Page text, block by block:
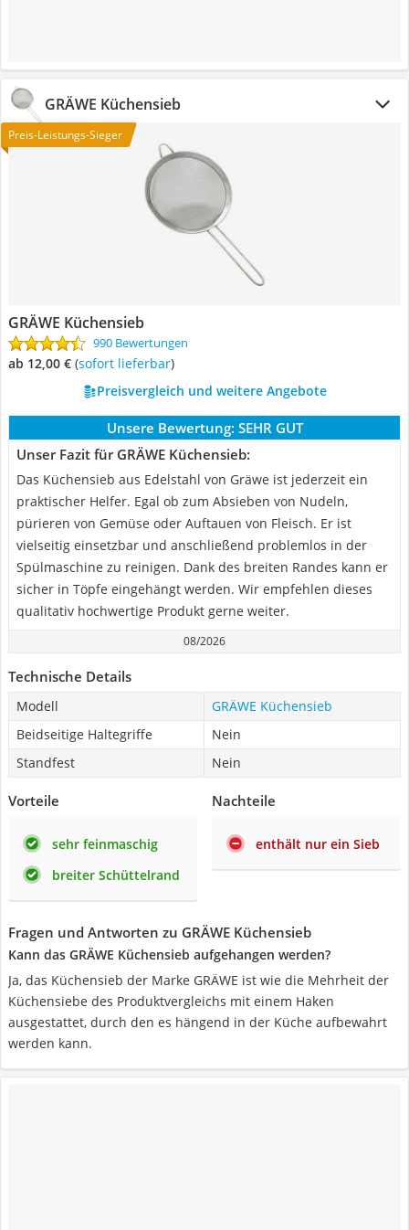
GRÄWE Küchensieb
Preis-Leistungs-Sieger
GRÄWE Küchensieb
990 Bewertungen
ab 12,00 € ( Sofort lieferbar)
Preisvergleich und weitere Angebote
Unsere Bewertung: SEHR GUT
Unser Fazit für GRÄWE Küchensieb:
Das Küchensieb aus Edelstahl von Gräwe ist jederzeit ein
praktischer Helfer. Egal ob zum Absieben von Nudeln,
pürieren von Gemüse oder Auftauen von Fleisch. Er ist
vielseitig einsetzbar und anschließend problemlos in der
Spülmaschine zu reinigen. Dank des breiten Randes kann er
sicher in Töpfe eingehängt werden. Wir empfehlen dieses
qualitativ hochwertige Produkt gerne weiter.
08/2026
Technische Details
Modell
GRÄWE Küchensieb
Beidseitige Haltegriffe
Nein
Standfest
Nein
Vorteile
sehr feinmaschig
breiter Schüttelrand
Nachteile
enthält nur ein Sieb
Fragen und Antworten zu GRÄWE Küchensieb
Kann das GRÄWE Küchensieb aufgehangen werden?
Ja, das Küchensieb der Marke GRÄWE ist wie die Mehrheit der
Küchensiebe des Produktvergleichs mit einem Haken
ausgestattet, durch den es hängend in der Küche aufbewahrt
werden kann.